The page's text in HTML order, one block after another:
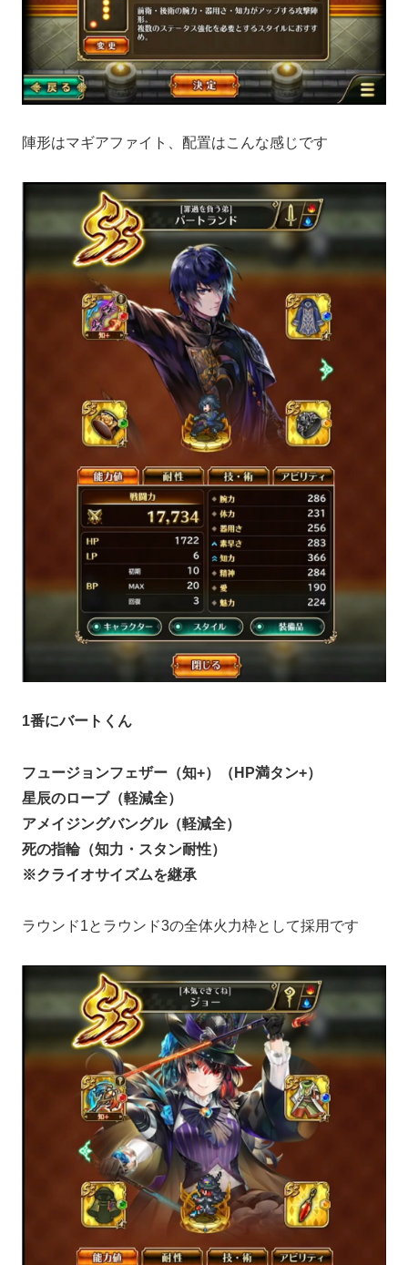
陣形はマギアファイト、配置はこんな感じです
1番にバートくん
フュージョンフェザー（知+）（HP満タン+）
星辰のローブ（軽減全）
アメイジングバングル（軽減全）
死の指輪（知力・スタン耐性）
※クライオサイズムを継承
ラウンド1とラウンド3の全体火力枠として採用です